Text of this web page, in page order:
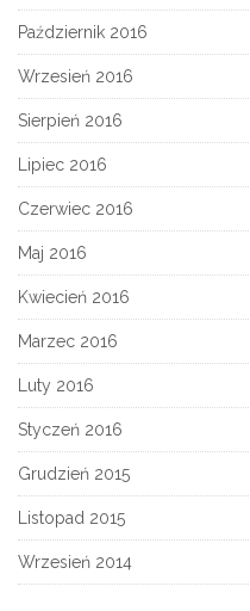
Październik 2016
Wrzesień 2016
Sierpień 2016
Lipiec 2016
Czerwiec 2016
Maj 2016
Kwiecień 2016
Marzec 2016
Luty 2016
Styczeń 2016
Grudzień 2015
Listopad 2015
Wrzesień 2014